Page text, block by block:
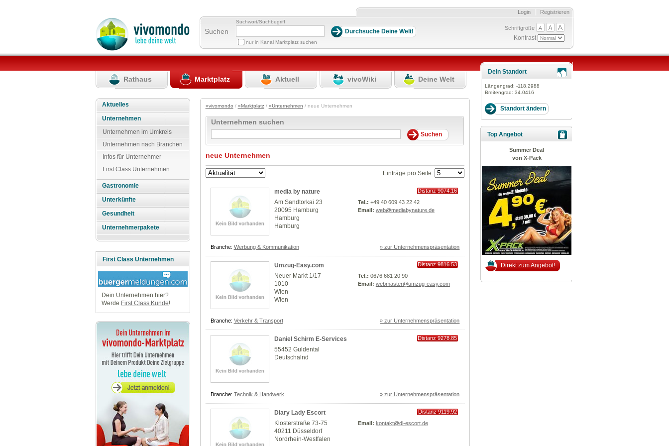
Registrieren
Login
Suchen
Suchwort/Suchbegriff
nur in Kanal Marktplatz suchen
Schriftgröße
Kontrast
Rathaus Marktplatz Aktuell vivoWiki Deine Welt
Aktuelles
Unternehmen
Unternehmen im Umkreis
Unternehmen nach Branchen
Infos für Unternehmer
First Class Unternehmen
Gastronomie
Unterkünfte
Gesundheit
Unternehmerpakete
First Class Unternehmen
Dein Unternehmen hier?
Werde First Class Kunde!
»vivomondo / »Marktplatz/ »Unternehmen / neue Unternehmen
Unternehmen suchen
neue Unternehmen
Einträge pro Seite:
media by nature
Distanz 9074.16
Am Sandtorkai 23
20095 Hamburg
Hamburg
Hamburg
Tel.: +49 40 609 43 22 42
Email: web@mediabynature.de
Branche: Werbung & Kommunikation » zur Unternehmenspräsentation
Umzug-Easy.com
Distanz 9816.53
Neuer Markt 1/17
1010
Wien
Wien
Tel.: 0676 681 20 90
Email: webmaster@umzug-easy.com
Branche: Verkehr & Transport » zur Unternehmenspräsentation
Daniel Schirm E-Services
Distanz 9278.85
55452 Guldental
Deutschalnd
Branche: Technik & Handwerk » zur Unternehmenspräsentation
Diary Lady Escort
Distanz 9119.92
Klosterstraße 73-75
40211 Düsseldorf
Nordrhein-Westfalen
Email: kontakt@dl-escort.de
Dein Standort
Längengrad: -118.2988
Breitengrad: 34.0416
Top Angebot
Summer Deal
von X-Pack
Direkt zum Angebot!